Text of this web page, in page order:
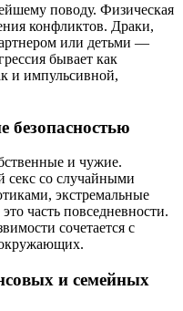
поводу. Физическая
конфликтов. Драки,
или детьми —
бывает как
и импульсивной,
безопасностью
и чужие.
со случайными
экстремальные
часть повседневности.
сочетается с
и семейных